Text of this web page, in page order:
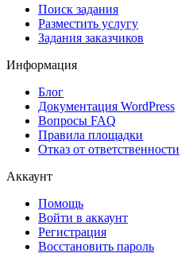
Поиск задания
Разместить услугу
Задания заказчиков
Информация
Блог
Документация WordPress
Вопросы FAQ
Правила площадки
Отказ от ответственности
Аккаунт
Помощь
Войти в аккаунт
Регистрация
Восстановить пароль